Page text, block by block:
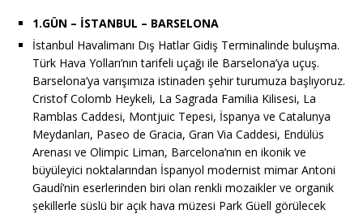
1.GÜN – İSTANBUL – BARSELONA
İstanbul Havalimanı Dış Hatlar Gidiş Terminalinde buluşma.
Türk Hava Yolları’nın tarifeli uçağı ile Barselona’ya uçuş.
Barselona’ya varışımıza istinaden şehir turumuza başlıyoruz.
Cristof Colomb Heykeli, La Sagrada Familia Kilisesi, La
Ramblas Caddesi, Montjuic Tepesi, İspanya ve Catalunya
Meydanları, Paseo de Gracia, Gran Via Caddesi, Endülüs
Arenası ve Olimpic Liman, Barcelona’nın en ikonik ve
büyüleyici noktalarından İspanyol modernist mimar Antoni
Gaudí’nin eserlerinden biri olan renkli mozaikler ve organik
şekillerle süslü bir açık hava müzesi Park Güell görülecek